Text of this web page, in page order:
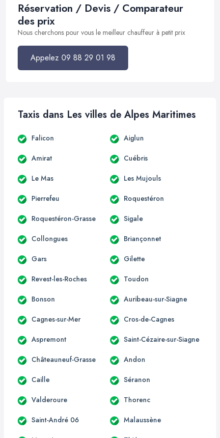
Réservation / Devis / Comparateur
des prix
Nous cherchons pour vous le meilleur chauffeur à petit prix
Appelez 09 88 29 01 98
Taxis dans Les villes de Alpes Maritimes
Falicon Aiglun
Amirat Cuébris
Le Mas Les Mujouls
Pierrefeu Roquestéron
Roquestéron-Grasse Sigale
Collongues Briançonnet
Gars Gilette
Revest-les-Roches Toudon
Bonson Auribeau-sur-Siagne
Cagnes-sur-Mer Cros-de-Cagnes
Aspremont Saint-Cézaire-sur-Siagne
Châteauneuf-Grasse Andon
Caille Séranon
Valderoure Thorenc
Saint-André 06 Malaussène